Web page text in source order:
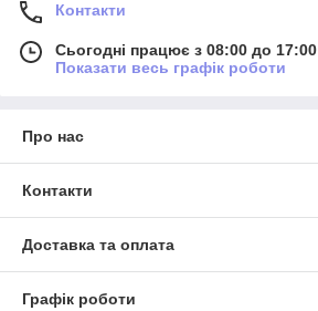
Контакти
Сьогодні працює з 08:00 до 17:00
Показати весь графік роботи
Про нас
Контакти
Доставка та оплата
Графік роботи